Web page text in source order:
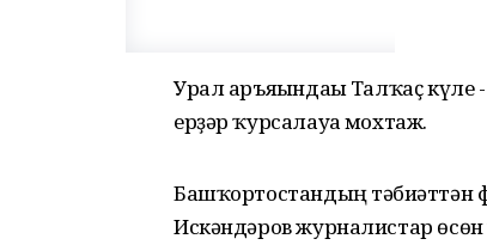
Урал аръяғындағы Талҡаҫ
ерҙәр ҡурсалауға мохтаж.
Башҡортостандың
Искәндәров журналистар өсөн